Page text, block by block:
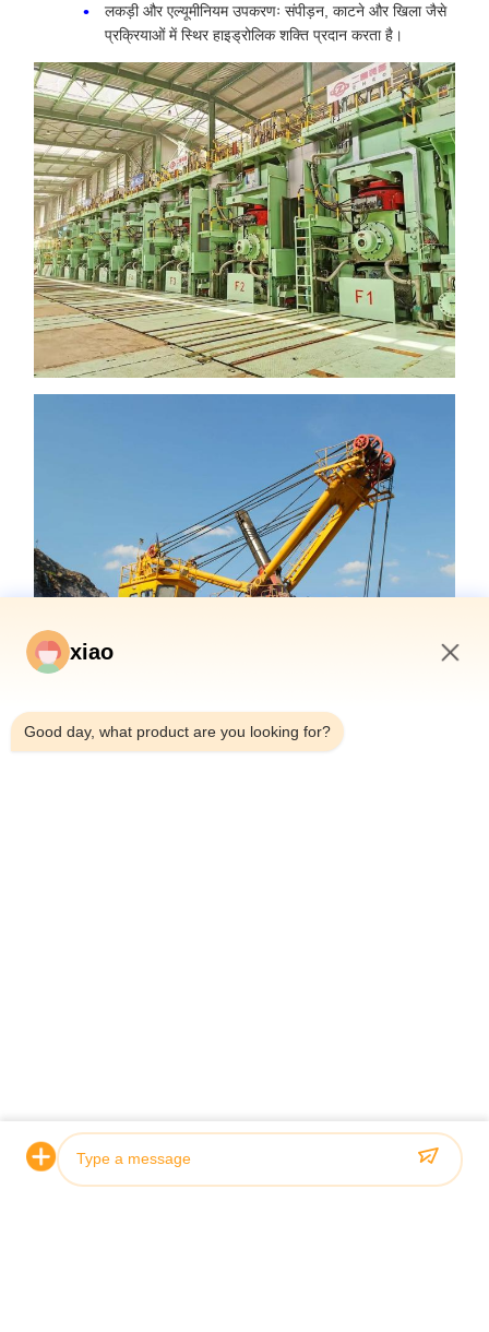
लकड़ी और एल्यूमीनियम उपकरणः संपीड़न, काटने और खिला जैसे
प्रक्रियाओं में स्थिर हाइड्रोलिक शक्ति प्रदान करता है।
xiao
Good day, what product are you looking for?